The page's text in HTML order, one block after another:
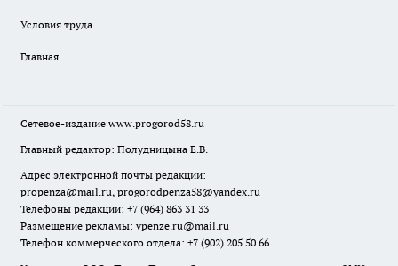
Условия труда
Главная
Сетевое-издание www.progorod58.ru
Главный редактор: Полудницына Е.В.
Адрес электронной почты редакции:
propenza@mail.ru, progorodpenza58@yandex.ru
Телефоны редакции: +7 (964) 863 31 33
Размещение рекламы: vpenze.ru@mail.ru
Телефон коммерческого отдела: +7 (902) 205 50 66